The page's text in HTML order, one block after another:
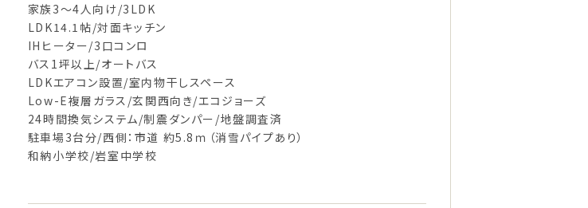
家族 3～4人向け/3LDK
LDK14.1 帖/対面キッチン
IH ヒーター/3 口コンロ
バス 1坪以上/オートバス
LDKエアコン設置/室内物干しスペース
Low-E複層ガラス /玄関西向き/エコジョーズ
24時間換気システム/制震ダンパー /地盤調査済
駐車場3台分/西側：市道 約5.8 ｍ（消雪パイプあり）
和納小学校/岩室 中学校